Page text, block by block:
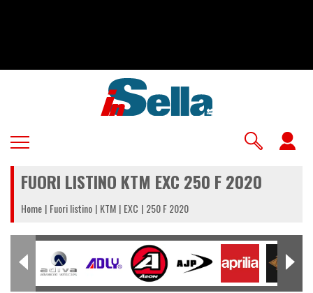
FUORI LISTINO KTM EXC 250 F 2020
Home Fuori listino KTM EXC 250 F 2020